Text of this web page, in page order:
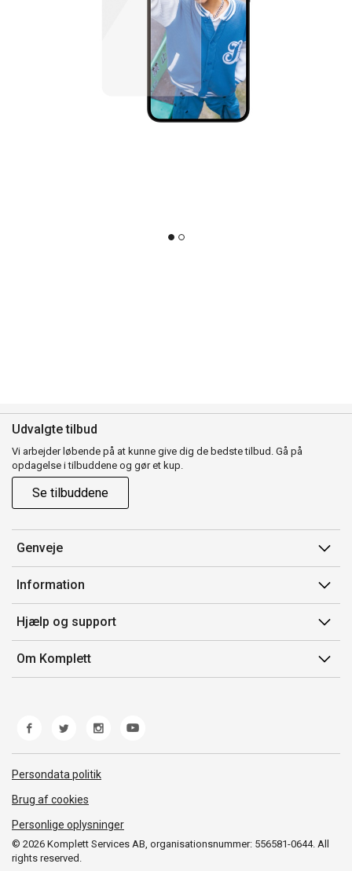
Udvalgte tilbud
Vi arbejder løbende på at kunne give dig de bedste tilbud. Gå på
opdagelse i tilbuddene og gør et kup.
Se tilbuddene
Genveje
Min side
Ordrehistorik
Gavekort
Information
Salgsbetingelser
Mærker/producent
Fortrydelsesret
Hjælp og support
Kontakt os
Kundeservice
Fejl/Mangler
Fragt og levering
Om Komplett
© 2026 Komplett Services AB, organisationsnummer: 556581-0644. All
rights reserved.
Persondata politik
Brug af cookies
Personlige oplysninger